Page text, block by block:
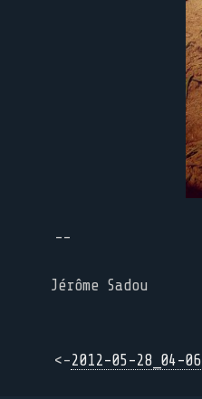
--
Jérôme Sadou
<-2012-05-28_04-06